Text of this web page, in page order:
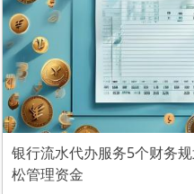
银行流水代办服务5个财务
松管理资金